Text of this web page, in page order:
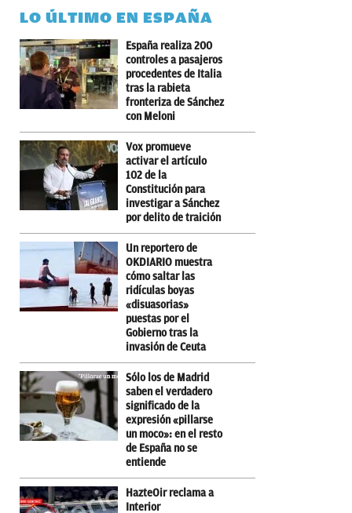
LO ÚLTIMO EN ESPAÑA
España realiza 200
controles a pasajeros
procedentes de Italia
tras la rabieta
fronteriza de Sánchez
con Meloni
Vox promueve
activar el artículo
102 de la
Constitución para
investigar a Sánchez
por delito de traición
Un reportero de
OKDIARIO muestra
cómo saltar las
ridículas boyas
«disuasorias»
puestas por el
Gobierno tras la
invasión de Ceuta
Sólo los de Madrid
saben el verdadero
significado de la
expresión «pillarse
un moco»: en el resto
de España no se
entiende
HazteOir reclama a
Interior